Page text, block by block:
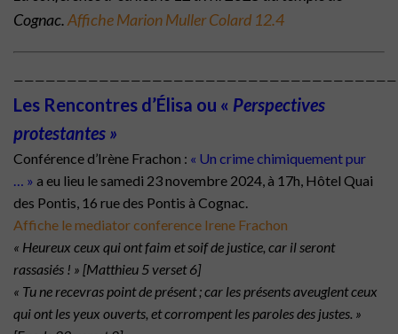
Cognac.Affiche Marion Muller Colard 12.4
Les Rencontres d’Élisa ou « Perspectives
protestantes »
Conférence d’Irène Frachon : « Un crime chimiquement pur
… » a eu lieu le samedi 23 novembre 2024, à 17h, Hôtel Quai
des Pontis, 16 rue des Pontis à Cognac.
Affiche le mediator conference Irene Frachon
« Heureux ceux qui ont faim et soif de justice, car il seront
rassasiés ! » [Matthieu 5 verset 6]
« Tu ne recevras point de présent ; car les présents aveuglent ceux
qui ont les yeux ouverts, et corrompent les paroles des justes. »